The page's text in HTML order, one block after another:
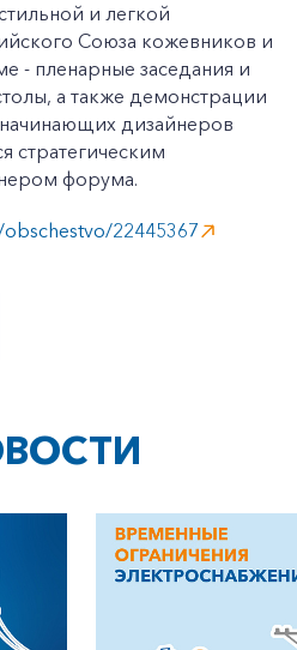
и легкой
Союза кожевников и
- пленарные заседания и
а также демонстрации
дизайнеров
стратегическим
форума.
22445367